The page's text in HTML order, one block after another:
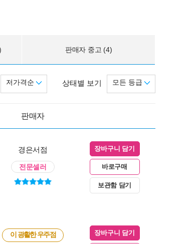
판매자 중고 (4)
상태별 보기 모든 등급
저가격순
판매자
경은서점
전문셀러
장바구니 담기
바로구매
보관함 담기
이 광활한 우주점 장바구니 담기